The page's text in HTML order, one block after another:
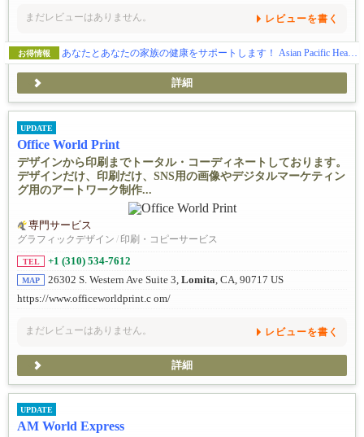
まだレビューはありません。 レビューを書く
お得情報 あなたとあなたの家族の健康をサポートします！ Asian Pacific Health Care Venture, Inc.
詳細
UPDATE
Office World Print
デザインから印刷までトータル・コーディネートしております。
デザインだけ、印刷だけ、SNS用の画像やデジタルマーケティン
グ用のアートワーク制作...
専門サービス
グラフィックデザイン / 印刷・コピーサービス
TEL +1 (310) 534-7612
MAP 26302 S. Western Ave Suite 3, Lomita, CA, 90717 US
https://www.officeworldprint.c om/
まだレビューはありません。 レビューを書く
詳細
UPDATE
AM World Express